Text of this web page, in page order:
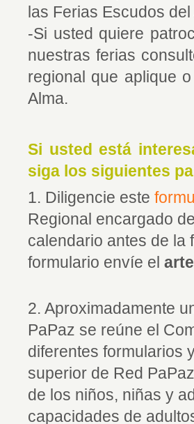
las Ferias Escudos del
-Si usted quiere
nuestras ferias
regional que aplique
Alma.
Si usted está
siga los siguientes
1. Diligencie este
Regional encargado
calendario antes de la
formulario envíe el
2. Aproximadamente
PaPaz se reúne el
diferentes formularios
superior de Red
de los niños, niñas y
capacidades de